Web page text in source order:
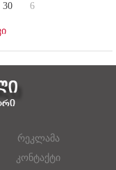
30 6
რეკლამა
კონტაქტი